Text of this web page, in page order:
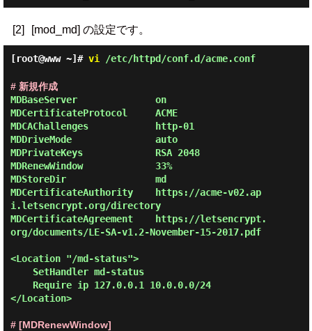
[2] [mod_md] の設定です。
[root@www ~]# vi /etc/httpd/conf.d/acme.conf
# 新規作成
MDBaseServer              on
MDCertificateProtocol     ACME
MDCAChallenges            http-01
MDDriveMode               auto
MDPrivateKeys             RSA 2048
MDRenewWindow             33%
MDStoreDir                md
MDCertificateAuthority    https://acme-v02.ap
i.letsencrypt.org/directory
MDCertificateAgreement    https://letsencrypt.
org/documents/LE-SA-v1.2-November-15-2017.pdf
<Location "/md-status">
</Location>
# [MDRenewWindow]